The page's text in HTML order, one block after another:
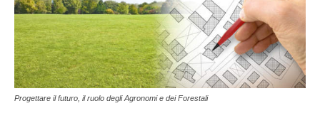
Progettare il futuro, il ruolo degli Agronomi e dei Forestali